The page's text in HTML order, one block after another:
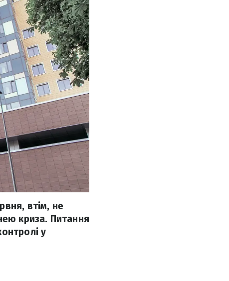
втім, не
криза. Питання
у